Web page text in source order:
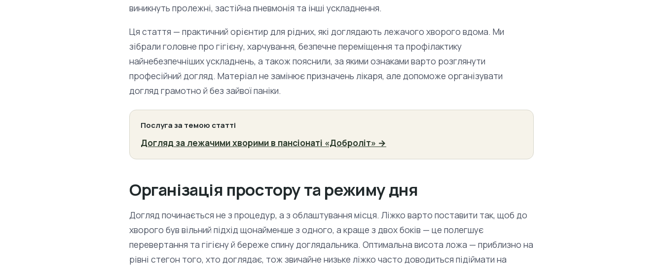
виникнуть пролежні, застійна пневмонія та інші ускладнення.
Ця стаття — практичний орієнтир для рідних, які доглядають лежачого хворого вдома. Ми
зібрали головне про гігієну, харчування, безпечне переміщення та профілактику
найнебезпечніших ускладнень, а також пояснили, за якими ознаками варто розглянути
професійний догляд. Матеріал не замінює призначень лікаря, але допоможе організувати
догляд грамотно й без зайвої паніки.
Послуга за темою статті
Догляд за лежачими хворими в пансіонаті «Доброліт» →
Організація простору та режиму дня
Догляд починається не з процедур, а з облаштування місця. Ліжко варто поставити так, щоб до
хворого був вільний підхід щонайменше з одного, а краще з двох боків — це полегшує
перевертання та гігієну й береже спину доглядальника. Оптимальна висота ложа — приблизно на
рівні стегон того, хто доглядає, тож звичайне низьке ліжко часто доводиться підіймати на